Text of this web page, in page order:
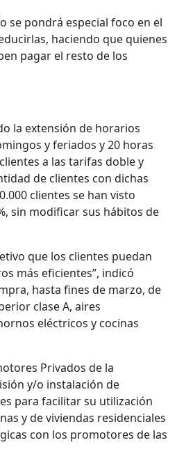
se pondrá especial foco en el
haciendo que quienes
pagar el resto de los
la extensión de horarios
y feriados y 20 horas
a las tarifas doble y
de clientes con dichas
clientes se han visto
sin modificar sus hábitos de
que los clientes puedan
más eficientes”, indicó
hasta fines de marzo, de
clase A, aires
eléctricos y cocinas
Privados de la
y/o instalación de
para facilitar su utilización
y de viviendas residenciales
con los promotores de las